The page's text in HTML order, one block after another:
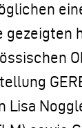
gezeigten
Lisa